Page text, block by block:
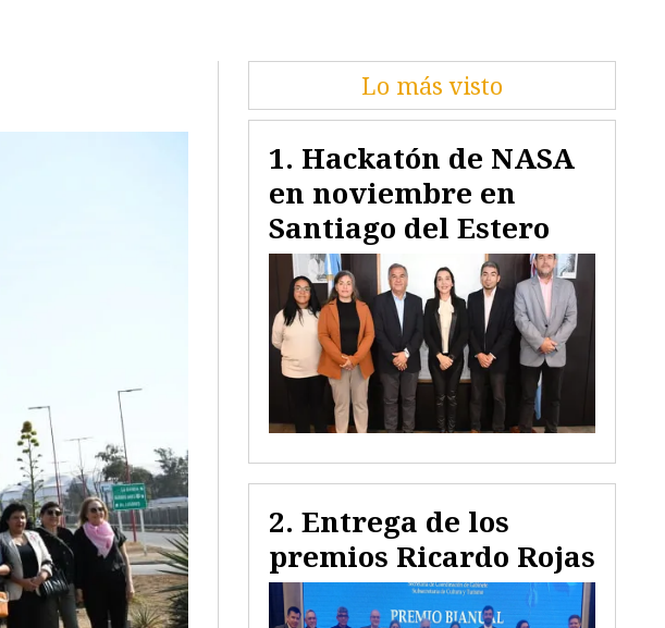
Lo más visto
Hackatón de NASA
en noviembre en
Santiago del Estero
Entrega de los
premios Ricardo Rojas